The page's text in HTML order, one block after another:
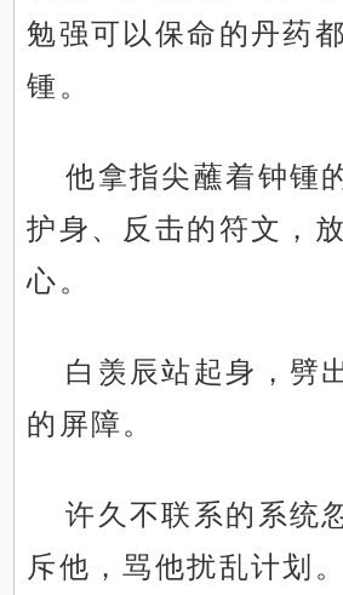
勉强可以保命的丹药
锺。
他拿指尖蘸着钟锺
护身、反击的符文，
心。
白羡辰站起身，劈
的屏障。
许久不联系的系统
斥他，骂他扰乱计划。